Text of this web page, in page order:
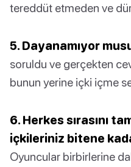
tereddüt etmeden ve
5. Dayanamıyor
soruldu ve gerçekten
bunun yerine içki içme
6. Herkes sırasını
içkileriniz bitene
Oyuncular birbirlerine